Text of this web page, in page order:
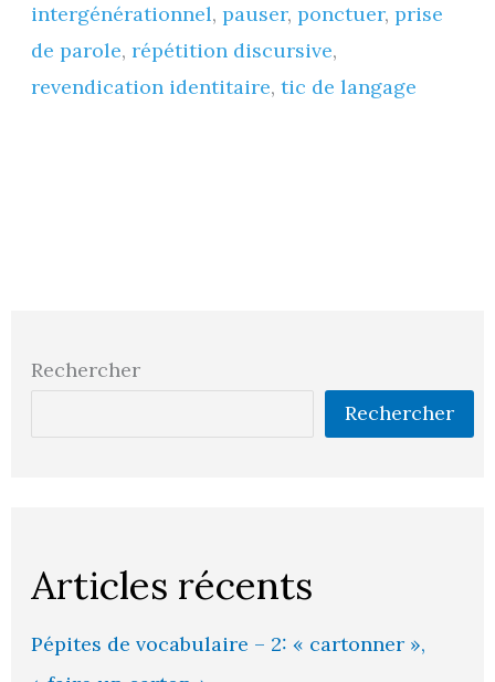
intergénérationnel, pauser, ponctuer, prise
de parole, répétition discursive,
revendication identitaire, tic de langage
Rechercher
Rechercher
Articles récents
Pépites de vocabulaire – 2: « cartonner »,